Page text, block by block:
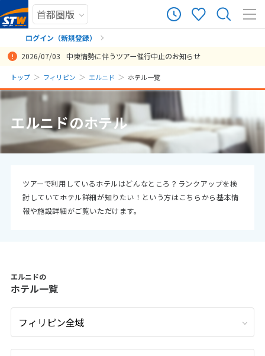
ログイン（新規登録）
まだ履歴がありません
まだ登録がありません
2026/07/03 中東情勢に伴うツアー催行中止のお知らせ
トップ フィリピン エルニド ホテル一覧
エルニドのホテル
ツアーで利用しているホテルはどんなところ？ランクアップを検
討していてホテル詳細が知りたい！という方はこちらから基本情
報や施設詳細がご覧いただけます。
エルニドの
ホテル一覧